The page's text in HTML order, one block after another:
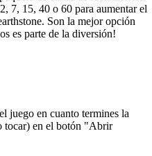
7, 15, 40 o 60 para aumentar el
Son la mejor opción
es parte de la diversión!
juego en cuanto termines la
tocar) en el botón "Abrir